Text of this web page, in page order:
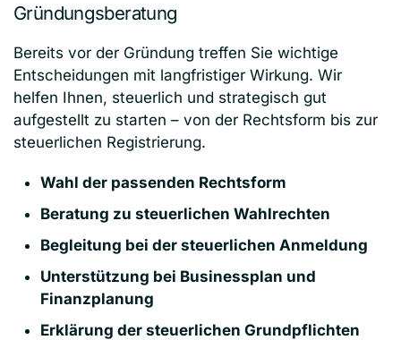
Gründungsberatung
Bereits vor der Gründung treffen Sie wichtige
Entscheidungen mit langfristiger Wirkung. Wir
helfen Ihnen, steuerlich und strategisch gut
aufgestellt zu starten – von der Rechtsform bis zur
steuerlichen Registrierung.
Wahl der passenden Rechtsform
Beratung zu steuerlichen Wahlrechten
Begleitung bei der steuerlichen Anmeldung
Unterstützung bei Businessplan und
Finanzplanung
Erklärung der steuerlichen Grundpflichten